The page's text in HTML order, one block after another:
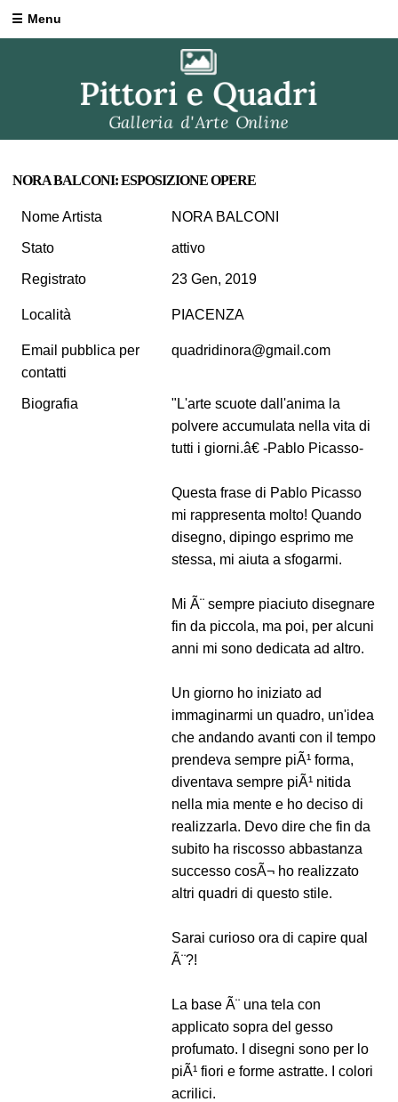
Menu
NORA BALCONI: ESPOSIZIONE OPERE
Nome Artista NORA BALCONI
Stato attivo
Registrato 23 Gen, 2019
Località PIACENZA
Email pubblica per
contatti
quadridinora@gmail.com
Biografia
"L'arte scuote dall'anima la
polvere accumulata nella vita di
tutti i giorni.â€ -Pablo Picasso-
Questa frase di Pablo Picasso
mi rappresenta molto! Quando
disegno, dipingo esprimo me
stessa, mi aiuta a sfogarmi.
Mi Ã¨ sempre piaciuto disegnare
fin da piccola, ma poi, per alcuni
anni mi sono dedicata ad altro.
Un giorno ho iniziato ad
immaginarmi un quadro, un'idea
che andando avanti con il tempo
prendeva sempre piÃ¹ forma,
diventava sempre piÃ¹ nitida
nella mia mente e ho deciso di
realizzarla. Devo dire che fin da
subito ha riscosso abbastanza
successo cosÃ¬ ho realizzato
altri quadri di questo stile.
Sarai curioso ora di capire qual
Ã¨?!
La base Ã¨ una tela con
applicato sopra del gesso
profumato. I disegni sono per lo
piÃ¹ fiori e forme astratte. I colori
acrilici.